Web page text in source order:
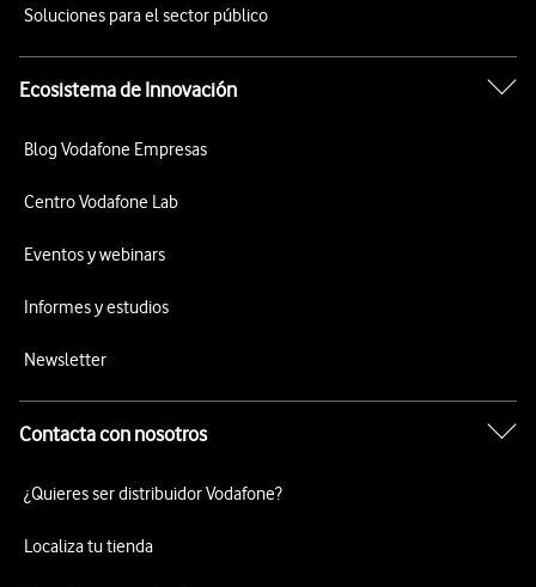
Soluciones para el sector público
Ecosistema de Innovación
Blog Vodafone Empresas
Centro Vodafone Lab
Eventos y webinars
Informes y estudios
Newsletter
Contacta con nosotros
¿Quieres ser distribuidor Vodafone?
Localiza tu tienda